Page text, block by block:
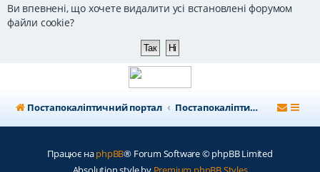
Ви впевнені, що хочете видалити усі встановлені форумом
файли cookie?
Постапокаліптичний портал Постапокаліптичний форум
Працює наphpBB® Forum Software © phpBB Limited